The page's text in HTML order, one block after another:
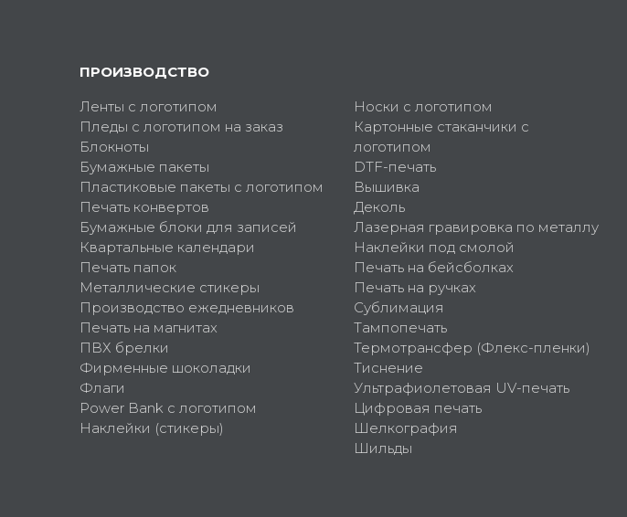
ПРОИЗВОДСТВО
Ленты с логотипом
Пледы с логотипом на заказ
Блокноты
Бумажные пакеты
Пластиковые пакеты с логотипом
Печать конвертов
Бумажные блоки для записей
Квартальные календари
Печать папок
Металлические стикеры
Производство ежедневников
Печать на магнитах
ПВХ брелки
Фирменные шоколадки
Флаги
Power Bank с логотипом
Наклейки (стикеры)
Носки с логотипом
Картонные стаканчики с
логотипом
DTF-печать
Вышивка
Деколь
Лазерная гравировка по металлу
Наклейки под смолой
Печать на бейсболках
Печать на ручках
Сублимация
Тампопечать
Термотрансфер (Флекс-пленки)
Тиснение
Ультрафиолетовая UV-печать
Цифровая печать
Шелкография
Шильды